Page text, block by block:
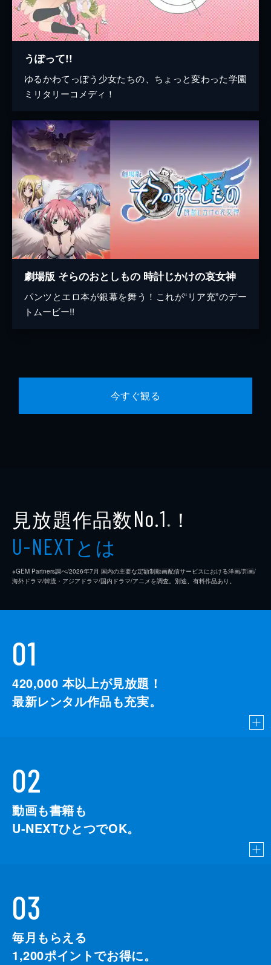
うぽって!!
ゆるかわてっぽう少女たちの、ちょっと変わった学園
ミリタリーコメディ！
劇場版 そらのおとしもの 時計じかけの哀女神
パンツとエロ本が銀幕を舞う！これが“リア充”のデー
トムービー!!
今すぐ観る
見放題作品数No.1 ※ ！
U-NEXTとは
※GEM Partners調べ/2026年7⽉ 国内の主要な定額制動画配信サービスにおける洋画/邦画/
海外ドラマ/韓流・アジアドラマ/国内ドラマ/アニメを調査。別途、有料作品あり。
01
420,000 本以上が見放題！
最新レンタル作品も充実。
02
動画も書籍も
U-NEXTひとつでOK。
03
毎月もらえる
1,200ポイントでお得に。